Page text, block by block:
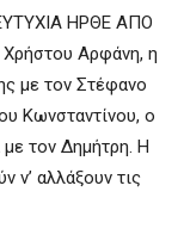
ΗΡΘΕ ΑΠΟ
Αρφάνη, η
με τον Στέφανο
Κωνσταντίνου, ο
τον Δημήτρη. Η
ν’ αλλάξουν τις